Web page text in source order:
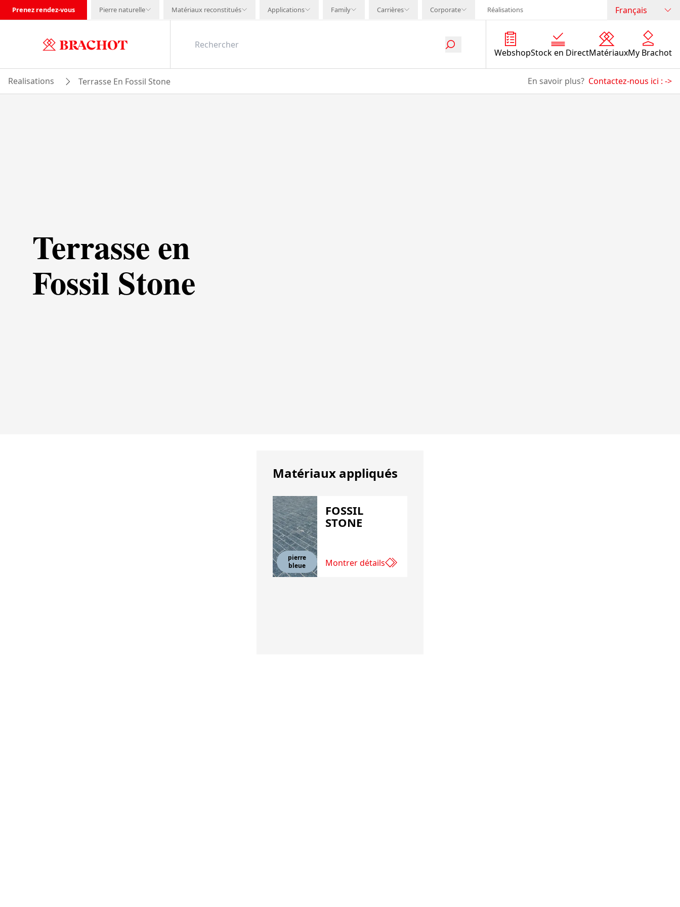
Prenez rendez-vous Pierre naturelle Matériaux reconstitués Applications Family Carrières Corporate Réalisations Français
WebshopStock en DirectMatériauxMy Brachot
Realisations Terrasse En Fossil Stone En savoir plus? Contactez-nous ici : ->
Terrasse en
Fossil Stone
Matériaux appliqués
pierre
bleue
FOSSIL
STONE
Montrer détails